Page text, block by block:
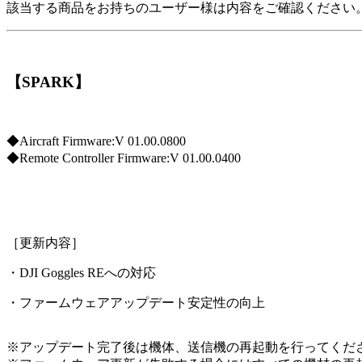
該当する商品をお持ちのユーザー様は内容をご確認ください
【SPARK】
◆Aircraft Firmware:V 01.00.0800
◆Remote Controller Firmware:V 01.00.0400
［更新内容］
・DJI Goggles REへの対応
・ファームウェアアップデート安定性の向上
※アップデート完了後は機体、送信機の再起動を行ってくだ